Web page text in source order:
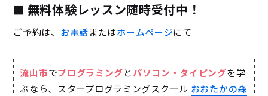
無料体験レッスン随時受付中！
ご予約は、 お電話またはホームページにて
流山市でプログラミングとパソコン・タイピングを学
ぶなら、スタープログラミングスクール おおたかの森